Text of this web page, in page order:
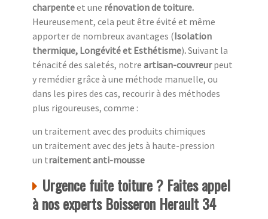
charpenteet une rénovation de toiture.
Heureusement, cela peut être évité et même
apporter de nombreux avantages (Isolation
thermique, Longévité et Esthétisme).Suivant la
ténacité des saletés, notre artisan-couvreurpeut
y remédier grâce à une méthode manuelle, ou
dans les pires des cas, recourir à des méthodes
plus rigoureuses, comme :
un traitement avec des produits chimiques
un traitement avec des jets à haute-pression
un traitement anti-mousse
Urgence fuite toiture ? Faites appel
à nos experts Boisseron Herault 34